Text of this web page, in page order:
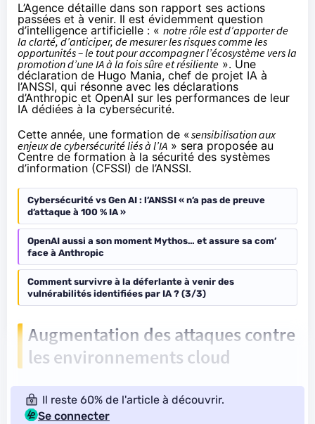
L’Agence détaille dans son rapport ses actions
passées et à venir. Il est évidemment question
d’intelligence artificielle : « notre rôle est d’apporter de
la clarté, d’anticiper, de mesurer les risques comme les
opportunités – le tout pour accompagner l’écosystème vers la
promotion d’une IA à la fois sûre et résiliente ». Une
déclaration de Hugo Mania, chef de projet IA à
l’ANSSI, qui résonne avec les déclarations
d’Anthropic et OpenAI sur les performances de leur
IA dédiées à la cybersécurité.
Cette année, une formation de «sensibilisation aux
enjeux de cybersécurité liés à l’IA » sera proposée au
Centre de formation à la sécurité des systèmes
d’information (CFSSI) de l’ANSSI.
Cybersécurité vs Gen AI : l’ANSSI « n’a pas de preuve
d’attaque à 100 % IA »
OpenAI aussi a son moment Mythos… et assure sa com’
face à Anthropic
Comment survivre à la déferlante à venir des
vulnérabilités identifiées par IA ? (3/3)
Augmentation des attaques contre
les environnements cloud
Il reste 60% de l'article à découvrir.
Se connecter